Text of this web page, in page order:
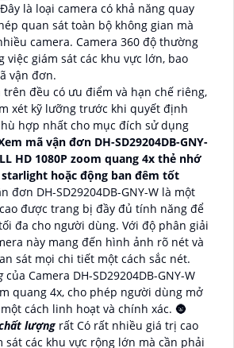
Đây là loại camera có khả năng quay
quan sát toàn bộ không gian mà
camera. Camera 360 độ thường
việc giám sát các khu vực lớn, bao
vận đơn.
đều có ưu điểm và hạn chế riêng,
xét kỹ lưỡng trước khi quyết định
hợp nhất cho mục đích sử dụng
mã vận đơn DH-SD29204DB-GNY-
HD 1080P zoom quang 4x thẻ nhớ
starlight hoặc động ban đêm tốt
đơn DH-SD29204DB-GNY-W là một
được trang bị đầy đủ tính năng để
đa cho người dùng. Với độ phân giải
này mang đến hình ảnh rõ nét và
sát mọi chi tiết một cách sắc nét.
của Camera DH-SD29204DB-GNY-W
quang 4x, cho phép người dùng mở
cách linh hoạt và chính xác. 🌚
lượng rất Có rất nhiều giá trị cao
sát các khu vực rộng lớn mà cần phải